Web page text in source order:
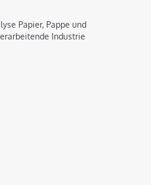
Papier, Pappe und
Industrie